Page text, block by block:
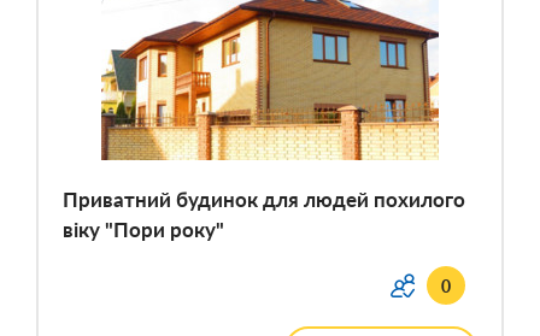
Приватний будинок для людей похилого
віку "Пори року"
0